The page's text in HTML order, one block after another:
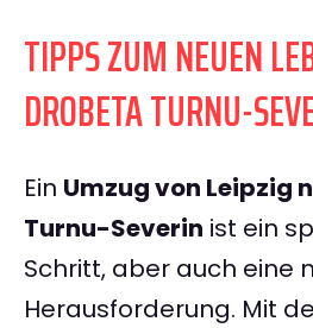
TIPPS ZUM NEUEN
DROBETA TURNU-
Ein Umzug von Leipzig
Turnu-Severin ist ein
Schritt, aber auch eine
Herausforderung. Mit